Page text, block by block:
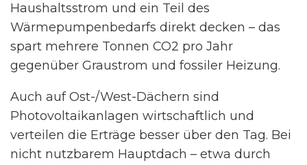
Haushaltsstrom und ein Teil des
Wärmepumpenbedarfs direkt decken – das
spart mehrere Tonnen CO2 pro Jahr
gegenüber Graustrom und fossiler Heizung.
Auch auf Ost-/West-Dächern sind
Photovoltaikanlagen wirtschaftlich und
verteilen die Erträge besser über den Tag. Bei
nicht nutzbarem Hauptdach – etwa durch